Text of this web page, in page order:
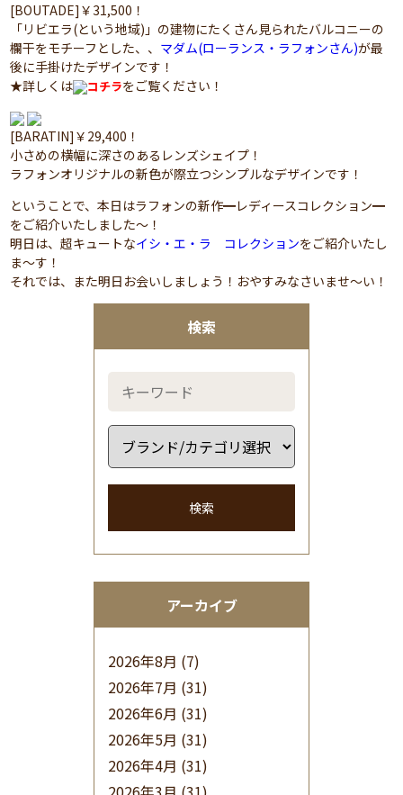
検索
検索
アーカイブ
2026年8月 (7)
2026年7月 (31)
2026年6月 (31)
2026年5月 (31)
2026年4月 (31)
[BOUTADE]￥31,500！
「リビエラ(という地域)」の建物にたくさん見られたバルコニーの
欄干をモチーフとした、、 マダム(ローランス・ラフォンさん)が最
後に手掛けたデザインです！
★詳しくは
コチラをご覧ください！
[BARATIN]￥29,400！
小さめの横幅に深さのあるレンズシェイプ！
ラフォンオリジナルの新色が際立つシンプルなデザインです！
ということで、本日はラフォンの新作━レディースコレクション━
をご紹介いたしました～！
明日は、超キュートなイシ・エ・ラ コレクションをご紹介いたし
ま～す！
それでは、また明日お会いしましょう！おやすみなさいませ～い！